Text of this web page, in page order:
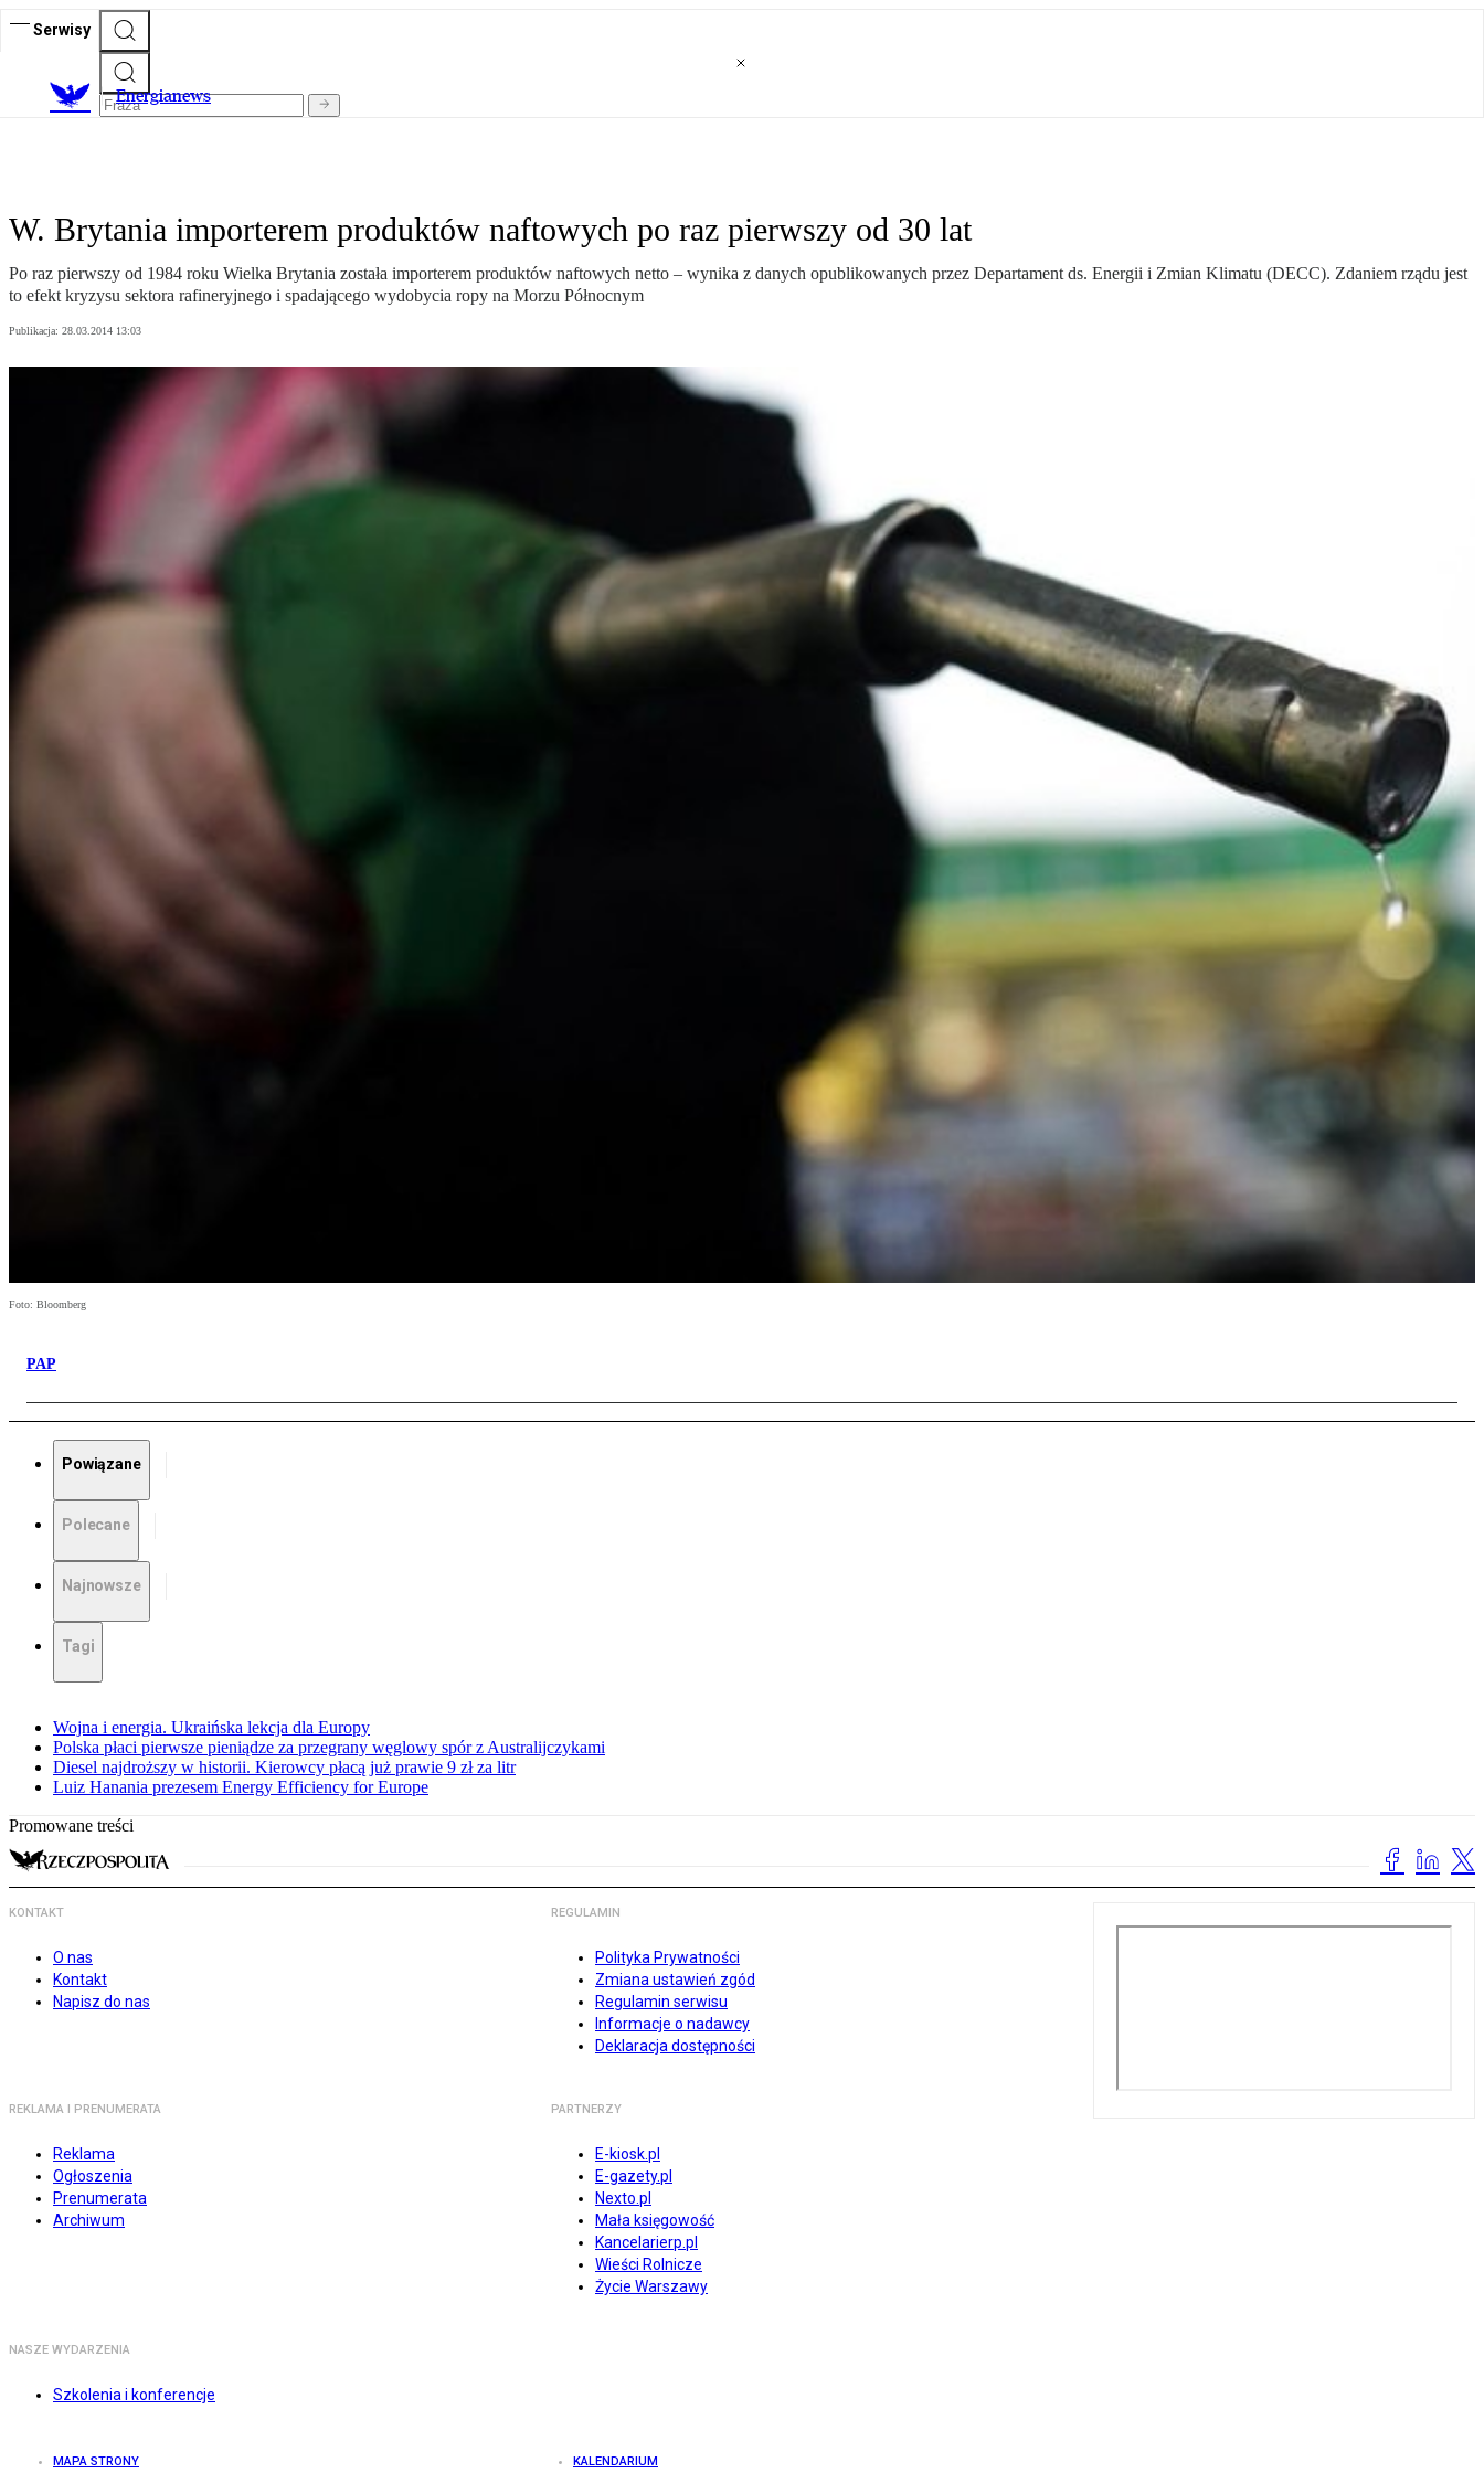
Serwisy
Energianews
W. Brytania importerem produktów naftowych po raz pierwszy od 30 lat
Po raz pierwszy od 1984 roku Wielka Brytania została importerem produktów naftowych netto – wynika z danych opublikowanych przez Departament ds. Energii i Zmian Klimatu (DECC). Zdaniem rządu jest
to efekt kryzysu sektora rafineryjnego i spadającego wydobycia ropy na Morzu Północnym
Publikacja: 28.03.2014 13:03
Foto: Bloomberg
PAP
Powiązane
Polecane
Najnowsze
Tagi
Wojna i energia. Ukraińska lekcja dla Europy
Polska płaci pierwsze pieniądze za przegrany węglowy spór z Australijczykami
Diesel najdroższy w historii. Kierowcy płacą już prawie 9 zł za litr
Luiz Hanania prezesem Energy Efficiency for Europe
Promowane treści
KONTAKT
O nas
Kontakt
Napisz do nas
REGULAMIN
Polityka Prywatności
Zmiana ustawień zgód
Regulamin serwisu
Informacje o nadawcy
Deklaracja dostępności
REKLAMA I PRENUMERATA
Reklama
Ogłoszenia
Prenumerata
Archiwum
PARTNERZY
E-kiosk.pl
E-gazety.pl
Nexto.pl
Mała księgowość
Kancelarierp.pl
Wieści Rolnicze
Życie Warszawy
NASZE WYDARZENIA
Szkolenia i konferencje
MAPA STRONY KALENDARIUM